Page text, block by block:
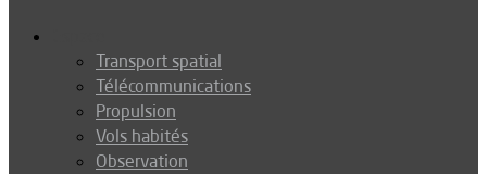
Transport spatial
Télécommunications
Propulsion
Vols habités
Observation